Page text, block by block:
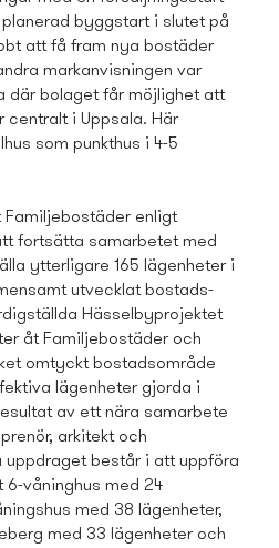
byggstart i slutet på
att få fram nya bostäder
markanvisningen var
där bolaget får möjlighet att
centralt i Uppsala. Här
som punkthus i 4-5
enligt
fortsätta samarbetet med
ytterligare 165 lägenheter i
utvecklat bostads­
Hässelbyprojektet
åt Familjebostäder och
omtyckt bostads­område
lägenheter gjorda i
av ett nära samarbete
arkitekt och
uppdraget består i att uppföra
6-våninghus med 24
med 38 lägenheter,
med 33 lägenheter och